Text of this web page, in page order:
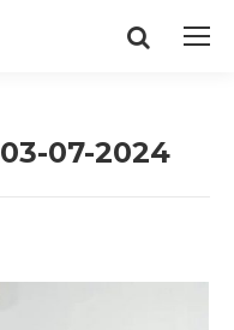
Search:
03-07-2024